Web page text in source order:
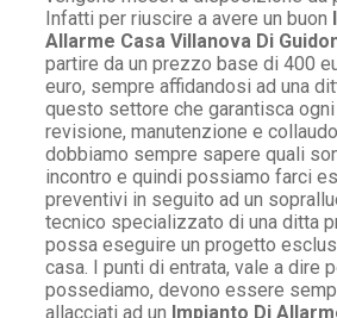
Infatti per riuscire a avere un buon
Allarme Casa Villanova Di
partire da un prezzo base di 400
euro, sempre affidandosi ad una
questo settore che garantisca
revisione, manutenzione e
dobbiamo sempre sapere quali
incontro e quindi possiamo farci
preventivi in seguito ad un
tecnico specializzato di una ditta
possa eseguire un progetto
casa. I punti di entrata, vale a dire
possediamo, devono essere
allacciati ad un Impianto Di